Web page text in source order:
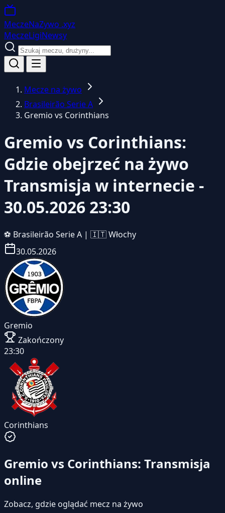
MeczeNaZywo .xyz
MeczeLigiNewsy
Mecze na żywo
Brasileirão Serie A
Gremio vs Corinthians
Gremio vs Corinthians:
Gdzie obejrzeć na żywo
Transmisja w internecie -
30.05.2026 23:30
⚽ Brasileirão Serie A | 🇮🇹 Włochy
30.05.2026
Gremio
Zakończony
23:30
Corinthians
Gremio vs Corinthians: Transmisja
online
Zobacz, gdzie oglądać mecz na żywo